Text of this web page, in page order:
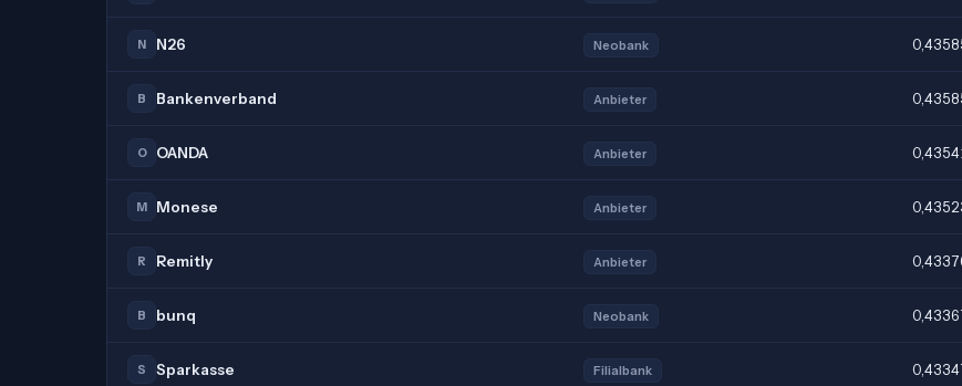
N N26 Neobank
B Bankenverband Anbieter
O OANDA Anbieter
M Monese Anbieter
R Remitly Anbieter
B bunq Neobank
S Sparkasse Filialbank